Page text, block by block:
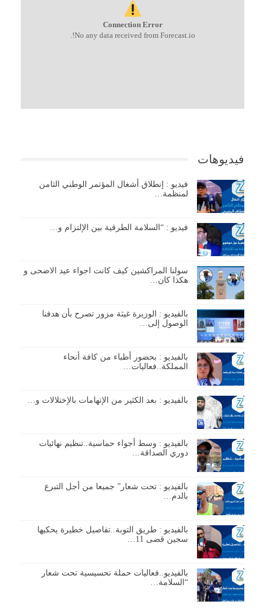
Connection Error
No any data received from Forecast.io!.
فيديوهات
فيديو : إنطلاق أشغال المؤتمر الوطني الثامن
لمنظمة…
فيديو : “السلامة الطرقية بين الإلتزام و…
سولنا المراكشين كيف كانت اجواء عيد الاضحى و
هكذا كان…
بالفيديو : الوزيرة غيثة مزور تصرح بأن هدفنا
الوصول إلى…
بالفيديو : بحضور أطباء من كافة أنحاء
المملكة..فعاليات…
بالفيديو : بعد الكثير من الإتهامات بالإختلالات و…
بالفيديو : وسط أجواء حماسية..تنظيم نهائيات
دوري الصداقة…
بالفيديو : تحت شعار” جميعا من أجل التبرع
بالدم…
بالفيديو : طريق التوبة..تفاصيل خطيرة يحكيها
سجين قضى 11…
بالفيديو..فعاليات حملة تحسيسية تحت شعار
“السلامة…